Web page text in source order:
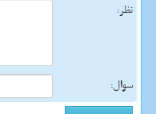
نظر:
سوال: